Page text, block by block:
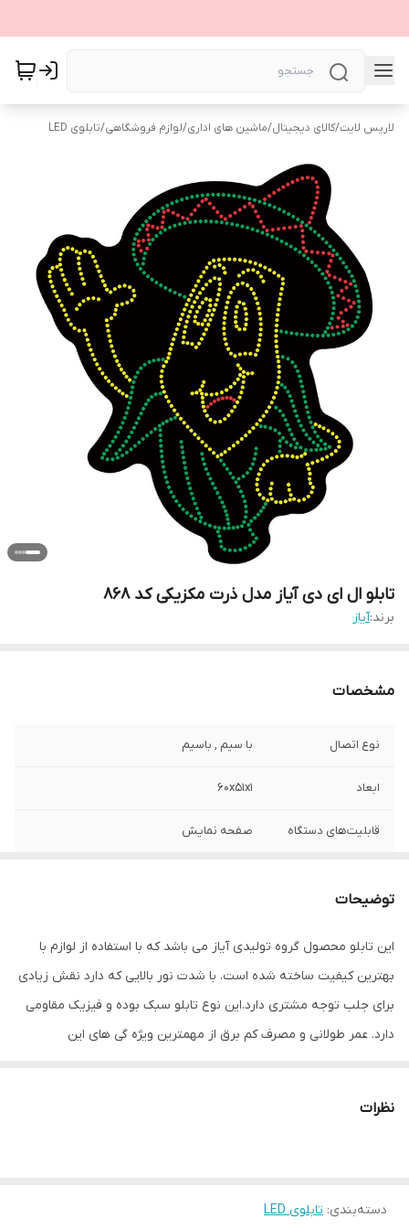
لاریس لایت/کالای دیجیتال/ماشین های اداری/لوازم فروشگاهی/تابلوی LED
تابلو ال ای دی آیاز مدل ذرت مکزیکی کد 868
برند:آیاز
مشخصات
نوع اتصال با سیم , باسیم
ابعاد 60x51x1
قابلیت‌های دستگاه صفحه نمایش
توضیحات
این تابلو محصول گروه تولیدی آیاز می باشد که با استفاده از لوازم با
بهترین کیفیت ساخته شده است. با شدت نور بالایی که دارد نقش زیادی
برای جلب توجه مشتری دارد.این نوع تابلو سبک بوده و فیزیک مقاومی
دارد. عمر طولانی و مصرف کم برق از مهمترین ویژه گی های این
تابلو می تواند در هر موقعیتی که لازم باشد آویز شود و یا تکیه داده
باشیم. با شدت نور بالا این تابلو روز دید است و بر خلاف نمونه های دیگر
نظرات
دسته‌بندی: تابلوی LED